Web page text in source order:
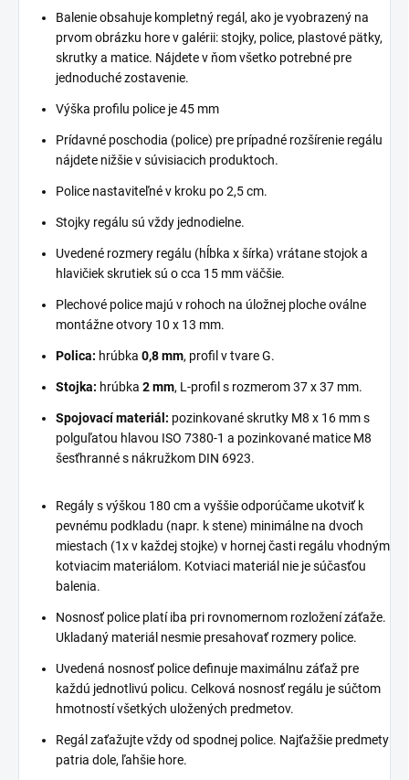
Balenie obsahuje kompletný regál, ako je vyobrazený na
prvom obrázku hore v galérii: stojky, police, plastové pätky,
skrutky a matice. Nájdete v ňom všetko potrebné pre
jednoduché zostavenie.
Výška profilu police je 45 mm
Prídavné poschodia (police) pre prípadné rozšírenie regálu
nájdete nižšie v súvisiacich produktoch.
Police nastaviteľné v kroku po 2,5 cm.
Stojky regálu sú vždy jednodielne.
Uvedené rozmery regálu (hĺbka x šírka) vrátane stojok a
hlavičiek skrutiek sú o cca 15 mm väčšie.
Plechové police majú v rohoch na úložnej ploche oválne
montážne otvory 10 x 13 mm.
Polica: hrúbka 0,8 mm, profil v tvare G.
Stojka: hrúbka 2 mm, L-profil s rozmerom 37 x 37 mm.
Spojovací materiál: pozinkované skrutky M8 x 16 mm s
polguľatou hlavou ISO 7380-1 a pozinkované matice M8
šesťhranné s nákružkom DIN 6923.
Regály s výškou 180 cm a vyššie odporúčame ukotviť k
pevnému podkladu (napr. k stene) minimálne na dvoch
miestach (1x v každej stojke) v hornej časti regálu vhodným
kotviacim materiálom. Kotviaci materiál nie je súčasťou
balenia.
Nosnosť police platí iba pri rovnomernom rozložení záťaže.
Ukladaný materiál nesmie presahovať rozmery police.
Uvedená nosnosť police definuje maximálnu záťaž pre
každú jednotlivú policu. Celková nosnosť regálu je súčtom
hmotností všetkých uložených predmetov.
Regál zaťažujte vždy od spodnej police. Najťažšie predmety
patria dole, ľahšie hore.